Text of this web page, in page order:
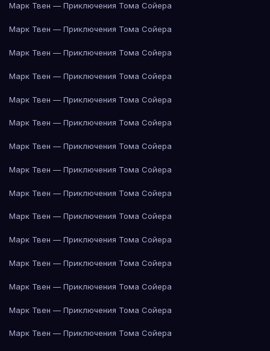
Марк Твен — Приключения Тома Сойера
Марк Твен — Приключения Тома Сойера
Марк Твен — Приключения Тома Сойера
Марк Твен — Приключения Тома Сойера
Марк Твен — Приключения Тома Сойера
Марк Твен — Приключения Тома Сойера
Марк Твен — Приключения Тома Сойера
Марк Твен — Приключения Тома Сойера
Марк Твен — Приключения Тома Сойера
Марк Твен — Приключения Тома Сойера
Марк Твен — Приключения Тома Сойера
Марк Твен — Приключения Тома Сойера
Марк Твен — Приключения Тома Сойера
Марк Твен — Приключения Тома Сойера
Марк Твен — Приключения Тома Сойера